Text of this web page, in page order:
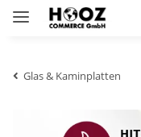
Glas & Kaminplatten